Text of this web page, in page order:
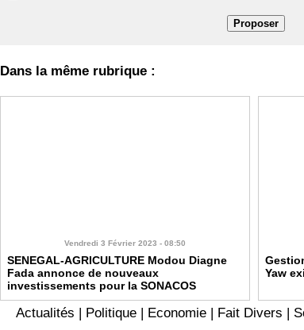
Dans la même rubrique :
Vendredi 3 Février 2023 - 08:50
SENEGAL-AGRICULTURE Modou Diagne
Fada annonce de nouveaux
investissements pour la SONACOS
Yaw
Actualités | Politique | Economie | Fait Divers |